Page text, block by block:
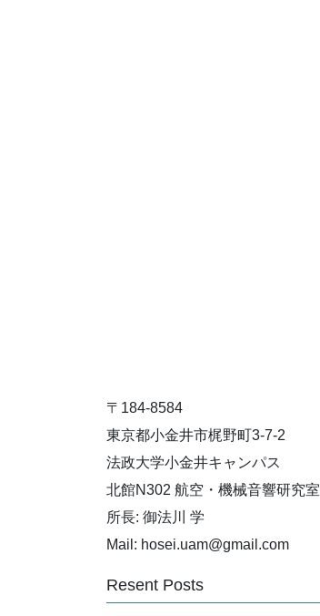
〒184-8584
東京都小金井市梶野町3-7-2
法政大学小金井キャンパス
北館N302 航空・機械音響研究室
所長: 御法川 学
Mail: hosei.uam@gmail.com
Resent Posts